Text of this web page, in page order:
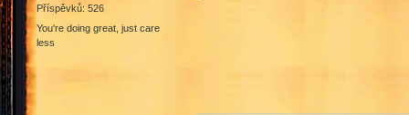
Příspěvků: 526
You're doing great, just care
less